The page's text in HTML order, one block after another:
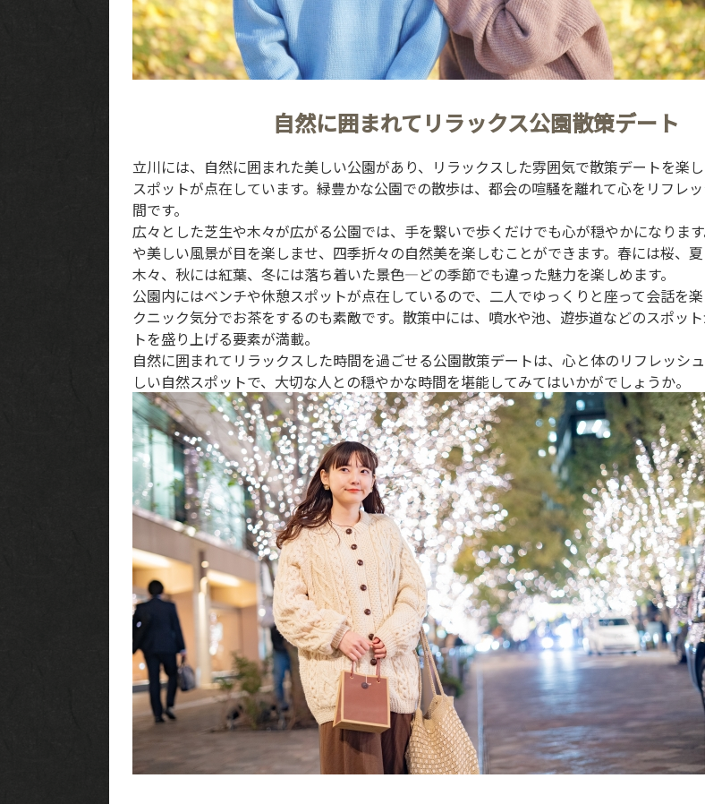
TOP
PICK UP WINE
MENU
SNS
INTERIOR
NEWS
MOVIE
ACCESS / RESERVATION
EN
自然に囲まれてリラックス公園散策デート
立川には、自然に囲まれた美しい公園があり、リラックスした雰囲気で散策デートを楽
スポットが点在しています。緑豊かな公園での散歩は、都会の喧騒を離れて心をリフレ
間です。
広々とした芝生や木々が広がる公園では、手を繋いで歩くだけでも心が穏やかになりま
や美しい風景が目を楽しませ、四季折々の自然美を楽しむことができます。春には桜、
木々、秋には紅葉、冬には落ち着いた景色—どの季節でも違った魅力を楽しめます。
公園内にはベンチや休憩スポットが点在しているので、二人でゆっくりと座って会話を
クニック気分でお茶をするのも素敵です。散策中には、噴水や池、遊歩道などのスポッ
トを盛り上げる要素が満載。
自然に囲まれてリラックスした時間を過ごせる公園散策デートは、心と体のリフレッシ
しい自然スポットで、大切な人との穏やかな時間を堪能してみてはいかがでしょうか。